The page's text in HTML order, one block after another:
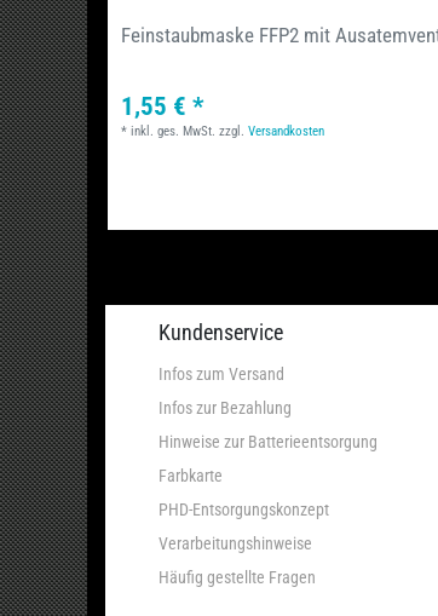
Feinstaubmaske FFP2 mit
1,55 € *
*inkl. ges. MwSt. zzgl.Versandkosten
Kundenservice
Infos zum Versand
Infos zur Bezahlung
Hinweise zur Batterieentsorgung
Farbkarte
PHD-Entsorgungskonzept
Verarbeitungshinweise
Häufig gestellte Fragen